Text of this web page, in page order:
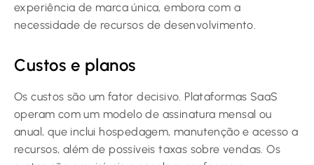
experiência de marca única, embora com a
necessidade de recursos de desenvolvimento.
Custos e planos
Os custos são um fator decisivo. Plataformas SaaS
operam com um modelo de assinatura mensal ou
anual, que inclui hospedagem, manutenção e acesso a
recursos, além de possíveis taxas sobre vendas. Os